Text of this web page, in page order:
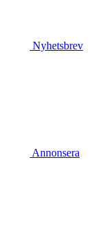
Nyhetsbrev
Annonsera